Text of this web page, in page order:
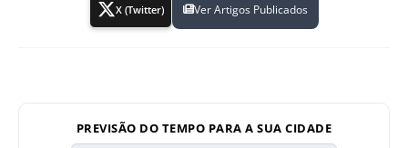
X (Twitter) Ver Artigos Publicados
PREVISÃO DO TEMPO PARA A SUA CIDADE